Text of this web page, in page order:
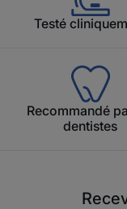
Testé
Recommandé
dentistes